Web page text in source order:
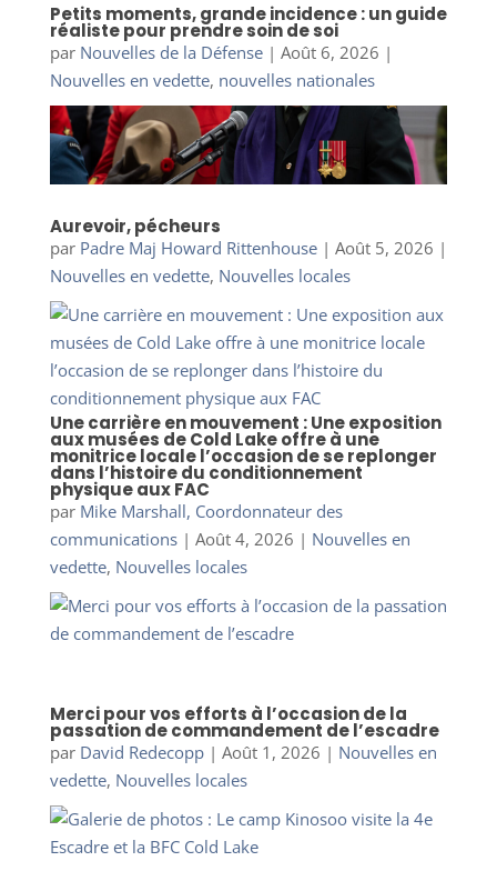
Petits moments, grande incidence : un guide
réaliste pour prendre soin de soi
par Nouvelles de la Défense| Août 6, 2026 |
Nouvelles en vedette, nouvelles nationales
Aurevoir, pécheurs
par Padre Maj Howard Rittenhouse| Août 5, 2026 |
Nouvelles en vedette, Nouvelles locales
Une carrière en mouvement : Une exposition
aux musées de Cold Lake offre à une
monitrice locale l’occasion de se replonger
dans l’histoire du conditionnement
physique aux FAC
par Mike Marshall, Coordonnateur des
communications| Août 4, 2026 | Nouvelles en
vedette, Nouvelles locales
Merci pour vos efforts à l’occasion de la
passation de commandement de l’escadre
par David Redecopp| Août 1, 2026 | Nouvelles en
vedette, Nouvelles locales